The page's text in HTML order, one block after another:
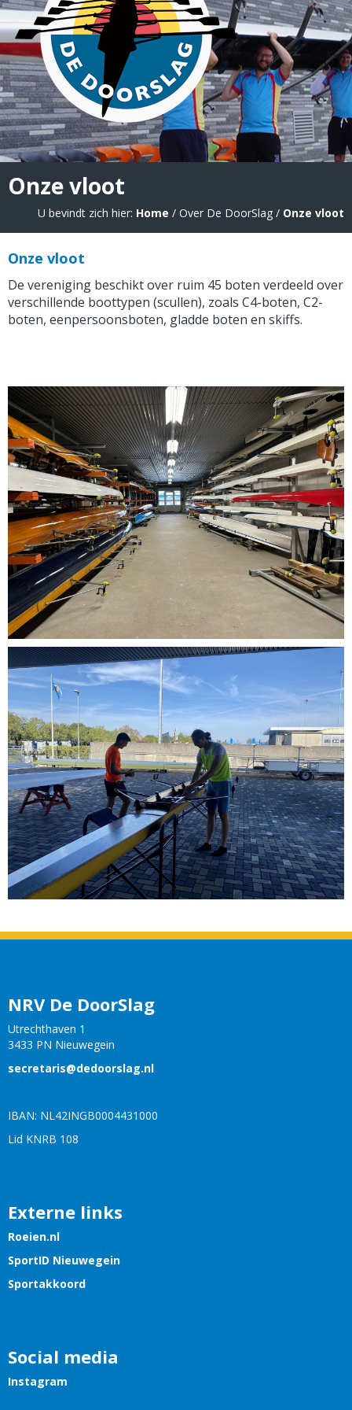
Onze vloot
U bevindt zich hier: Home / Over De DoorSlag / Onze vloot
Onze vloot
De vereniging beschikt over ruim 45 boten verdeeld over
verschillende boottypen (scullen), zoals C4-boten, C2-
boten, eenpersoonsboten, gladde boten en skiffs.
NRV De DoorSlag
Utrechthaven 1
3433 PN Nieuwegein
siraterces@dedoorslag.nl
IBAN: NL42INGB0004431000
Lid KNRB 108
Externe links
Roeien.nl
SportID Nieuwegein
Sportakkoord
Social media
Instagram